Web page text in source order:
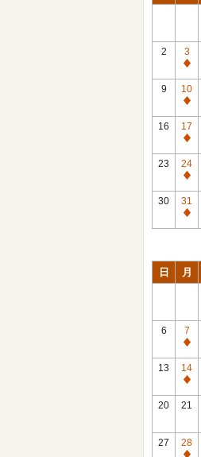
2
3
休
館
日
9
10
休
館
日
16
17
休
館
日
23
24
休
館
日
30
31
休
日 月
6
7
休
館
日
13
14
休
館
20 21
27
28